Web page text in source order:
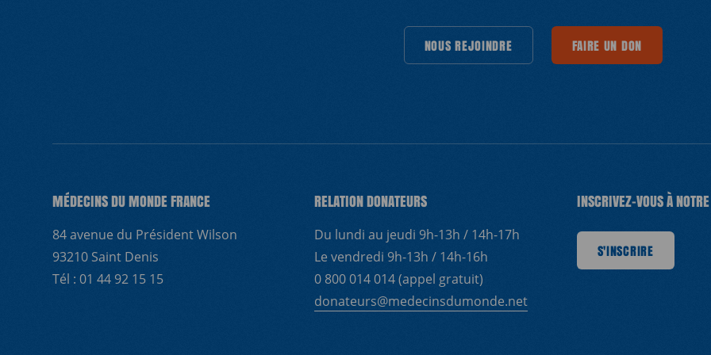
NOUS REJOINDRE NOUS REJOINDRE NOUS REJOINDRE
NOUS REJOINDRE
FAIRE UN DON FAIRE UN DON FAIRE UN DON
FAIRE UN DON
MÉDECINS DU MONDE FRANCE
84 avenue du Président Wilson
93210 Saint Denis
Tél : 01 44 92 15 15
RELATION DONATEURS
Du lundi au jeudi 9h-13h / 14h-17h
Le vendredi 9h-13h / 14h-16h
0 800 014 014 (appel gratuit)
donateurs@medecinsdumonde.net
INSCRIVEZ-VOUS À
S'INSCRIRE S'INSCRIRE
S'INSCRIRE